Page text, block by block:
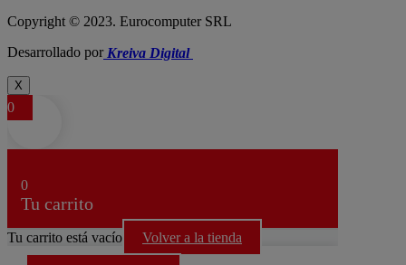
Copyright © 2023. Eurocomputer SRL
Desarrollado porKreiva Digital
X
0
0
Tu carrito
Tu carrito está vacío Volver a la tienda